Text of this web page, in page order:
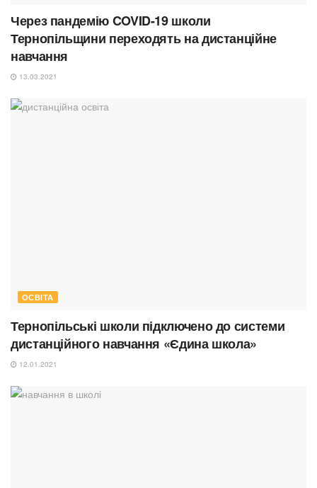
Через пандемію COVID-19 школи
Тернопільщини переходять на дистанційне
навчання
13.03.2021
ОСВІТА
Тернопільські школи підключено до системи
дистанційного навчання «Єдина школа»
12.01.2021